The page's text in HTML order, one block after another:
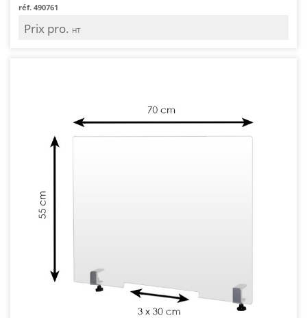
réf. 490761
Prix pro. HT